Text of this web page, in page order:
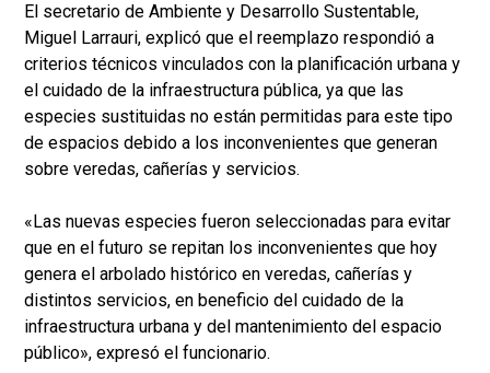
El secretario de Ambiente y Desarrollo Sustentable,
Miguel Larrauri, explicó que el reemplazo respondió a
criterios técnicos vinculados con la planificación urbana y
el cuidado de la infraestructura pública, ya que las
especies sustituidas no están permitidas para este tipo
de espacios debido a los inconvenientes que generan
sobre veredas, cañerías y servicios.
«Las nuevas especies fueron seleccionadas para evitar
que en el futuro se repitan los inconvenientes que hoy
genera el arbolado histórico en veredas, cañerías y
distintos servicios, en beneficio del cuidado de la
infraestructura urbana y del mantenimiento del espacio
público», expresó el funcionario.